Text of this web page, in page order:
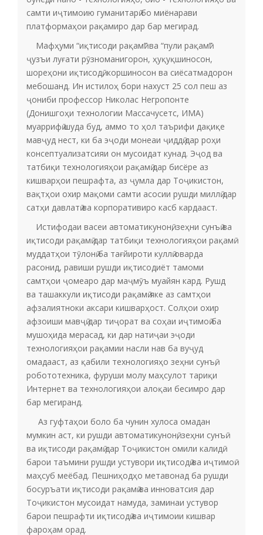
самти иҷтимоию гуманитарӣ бо миёнарави
платформаҳои рақамиро дар бар мегирад.
Мафҳуми “иқтисоди рақамӣ” ва “пули рақамӣ”
ҷузъи луғати рӯзноманигорон, ҳуқуқшиносон,
шореҳони иқтисодӣ, коршиносон ва сиёсатмадорон
мебошанд. Ин истилоҳ бори нахуст 25 сол пеш аз
ҷониби профессор Николас Негропонте
(Донишгоҳи технологии Массачусетс, ИМА)
муаррифӣ шуда буд, аммо то ҳол таърифи дақиқе
мавҷуд нест, ки ба эҷоди монеаи ҷиддӣ дар роҳи
консептуализатсияи он мусоидат кунад. Эҷод ва
татбиқи технологияҳои рақамӣ дар бисёре аз
кишварҳои пешрафта, аз ҷумла дар Тоҷикистон,
вақтҳои охир мақоми самти асосии рушди миллӣ дар
сатҳи давлатӣ ва корпоративиро касб кардааст.
Истифодаи васеи автоматикунонӣ, зеҳни сунъӣ ва
иқтисоди рақамӣ дар татбиқи технологияҳои рақамӣ
муддатҳои тӯлонӣ ба тағйироти куллӣ оварда
расонид, равиши рушди иқтисодиёт тамоми
самтҳои ҷомеаро дар маҷмӯъ муайян кард. Рушд
ва ташаккули иқтисоди рақамӣ яке аз самтҳои
афзалиятноки аксари кишварҳост. Солҳои охир
афзоиши мавҷӣ дар тиҷорат ва соҳаи иҷтимоӣ ба
мушоҳида мерасад, ки дар натиҷаи эҷоди
технологияҳои рақамии насли нав ба вуҷуд
омадааст, аз қабили технологияҳо зеҳни сунъӣ,
робототехника, фуруши молу маҳсулот тариқи
Интернет ва технологияҳои алоқаи бесимро дар
бар мегиранд.
Аз гуфтаҳои боло ба чунин хулоса омадан
мумкин аст, ки рушди автоматикунонӣ, зеҳни сунъӣ
ва иқтисоди рақамӣ дар Тоҷикистон омили калидӣ
барои таъмини рушди устувори иқтисодӣ ва иҷтимоӣ
маҳсуб меёбад. Пешниҳодҳо метавонад ба рушди
босуръати иқтисоди рақамӣ ва инноватсия дар
Тоҷикистон мусоидат намуда, заминаи устувор
барои пешрафти иқтисодӣ ва иҷтимоии кишвар
фароҳам орад.